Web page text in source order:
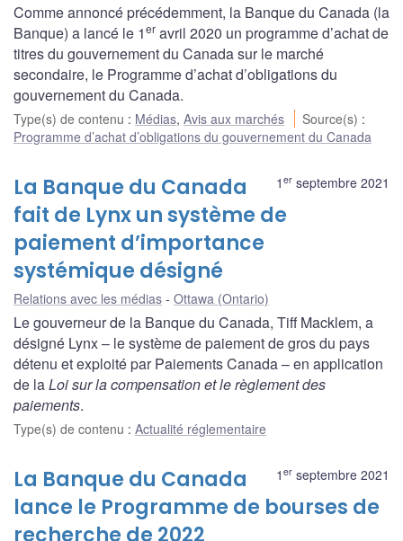
Comme annoncé précédemment, la Banque du Canada (la
Banque) a lancé le 1er avril 2020 un programme d’achat de
titres du gouvernement du Canada sur le marché
secondaire, le Programme d’achat d’obligations du
gouvernement du Canada.
Type(s) de contenu : Médias, Avis aux marchés Source(s) :
Programme d’achat d’obligations du gouvernement du Canada
1 er septembre 2021
La Banque du Canada
fait de Lynx un système de
paiement d’importance
systémique désigné
Relations avec les médias Ottawa (Ontario)
Le gouverneur de la Banque du Canada, Tiff Macklem, a
désigné Lynx – le système de paiement de gros du pays
détenu et exploité par Paiements Canada – en application
de laLoi sur la compensation et le règlement des
paiements.
Type(s) de contenu : Actualité réglementaire
1 er septembre 2021
La Banque du Canada
lance le Programme de bourses de
recherche de 2022